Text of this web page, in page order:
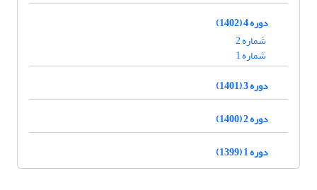
دوره 4 (1402)
شماره 2
شماره 1
دوره 3 (1401)
دوره 2 (1400)
دوره 1 (1399)